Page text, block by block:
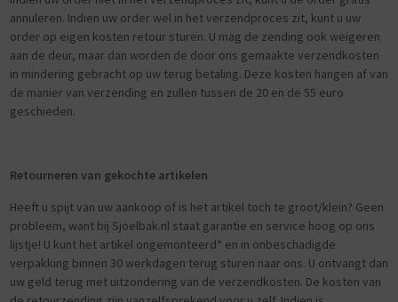
annuleren. Indien uw order wel in het verzendproces zit, kunt u uw
order op eigen kosten retour sturen. U mag de zending ook weigeren
aan de deur, maar dan worden de door ons gemaakte verzendkosten
in mindering gebracht op uw terug betaling. Deze kosten hangen af van
de manier van verzending en zullen tussen de 20 en de 55 euro
geschieden.
Retourneren van gekochte artikelen
Heeft u spijt van uw aankoop of is het artikel toch te groot/klein? Geen
probleem, want bij Sjoelbak.nl staat garantie en service hoog op ons
lijstje! U kunt het artikel ongemonteerd* en in onbeschadigde
verpakking binnen 30 werkdagen terug sturen naar ons. U ontvangt dan
uw geld terug met uitzondering van de verzendkosten. De kosten van